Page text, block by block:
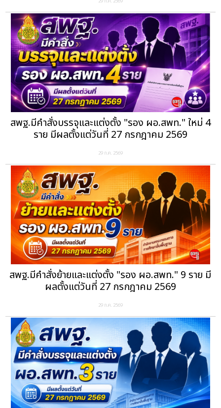
สพฐ.มีคำสั่งบรรจุและแต่งตั้ง "รอง ผอ.สพท." ใหม่ 4
ราย มีผลตั้งแต่วันที่ 27 กรกฎาคม 2569
29 ก.ค. 2569
สพฐ.มีคำสั่งย้ายและแต่งตั้ง "รอง ผอ.สพท." 9 ราย มี
ผลตั้งแต่วันที่ 27 กรกฎาคม 2569
29 ก.ค. 2569